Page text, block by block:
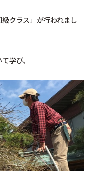
クラス」が行われまし
学び、